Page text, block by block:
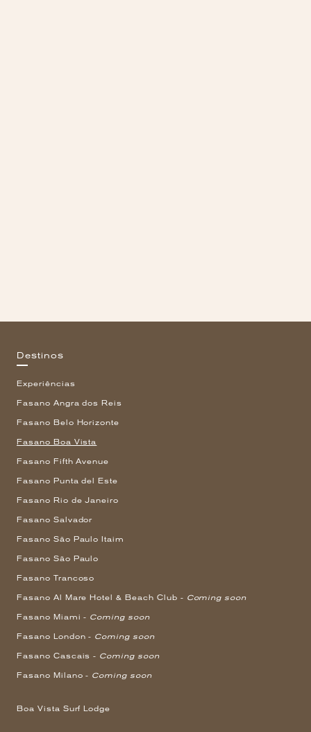
Destinos
Experiências
Fasano Angra dos Reis
Fasano Belo Horizonte
Fasano Boa Vista
Fasano Fifth Avenue
Fasano Punta del Este
Fasano Rio de Janeiro
Fasano Salvador
Fasano São Paulo Itaim
Fasano São Paulo
Fasano Trancoso
Fasano Al Mare Hotel & Beach Club - Coming soon
Fasano Miami - Coming soon
Fasano London - Coming soon
Fasano Cascais - Coming soon
Fasano Milano - Coming soon
Boa Vista Surf Lodge